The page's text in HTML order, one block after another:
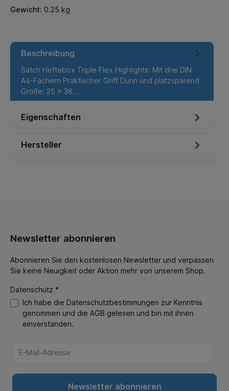
Gewicht: 0.25 kg
Beschreibung
Satch Heftebox Triple Flex Highlights: Mit drei DIN
A4-Fächern Praktischer Griff Dünn und platzsparend
Größe: 25 x 38…
Eigenschaften
Hersteller
Newsletter abonnieren
Abonnieren Sie den kostenlosen Newsletter und verpassen
Sie keine Neuigkeit oder Aktion mehr von unserem Shop.
Datenschutz *
Ich habe die Datenschutzbestimmungen zur Kenntnis
genommen und die AGB gelesen und bin mit ihnen
einverstanden.
Newsletter abonnieren